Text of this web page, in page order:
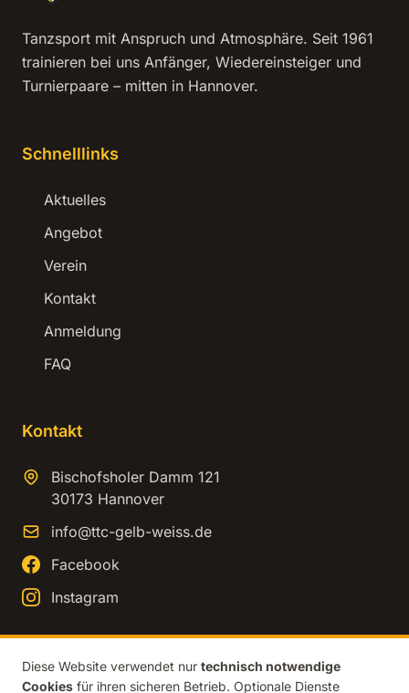
Tanzsport mit Anspruch und Atmosphäre. Seit 1961
trainieren bei uns Anfänger, Wiedereinsteiger und
Turnierpaare – mitten in Hannover.
Schnelllinks
Aktuelles
Angebot
Verein
Kontakt
Anmeldung
FAQ
Kontakt
Bischofsholer Damm 121
30173 Hannover
info@ttc-gelb-weiss.de
Facebook
Instagram
Diese Website verwendet nur technisch notwendige
Cookies für ihren sicheren Betrieb. Optionale Dienste